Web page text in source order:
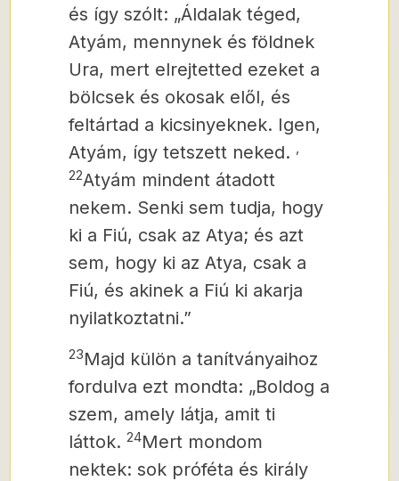
és így szólt: „Áldalak téged,
Atyám, mennynek és földnek
Ura, mert elrejtetted ezeket a
bölcsek és okosak elől, és
feltártad a kicsinyeknek. Igen,
Atyám, így tetszett neked.
22Atyám mindent átadott
nekem. Senki sem tudja, hogy
ki a Fiú, csak az Atya; és azt
sem, hogy ki az Atya, csak a
Fiú, és akinek a Fiú ki akarja
nyilatkoztatni.”
23Majd külön a tanítványaihoz
fordulva ezt mondta: „Boldog a
szem, amely látja, amit ti
láttok. 24Mert mondom
nektek: sok próféta és király